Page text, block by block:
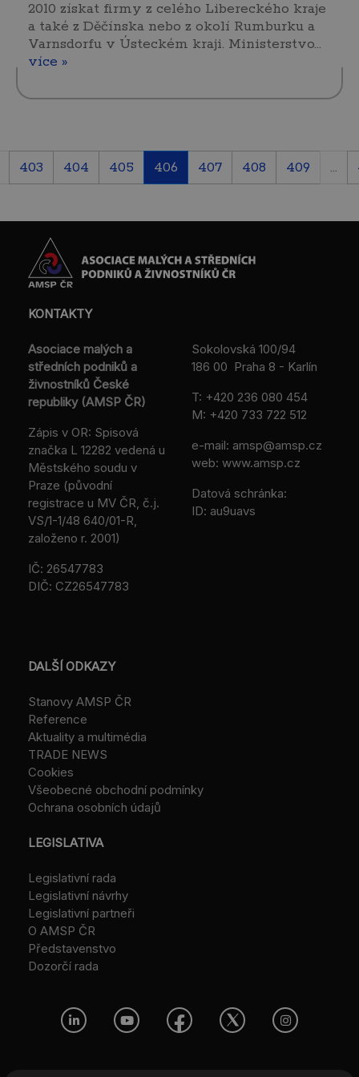
2010 získat firmy z celého Libereckého kraje
a také z Děčínska nebo z okolí Rumburku a
Varnsdorfu v Ústeckém kraji. Ministerstvo…
více »
403 404 405 406 407 408 409 ...
KONTAKTY
Asociace malých a
středních podniků a
živnostníků České
republiky (AMSP ČR)
Zápis v OR: Spisová
značka L 12282 vedená u
Městského soudu v
Praze (původní
registrace u MV ČR, č.j.
VS/1-1/48 640/01-R,
založeno r. 2001)
IČ: 26547783
DIČ: CZ26547783
Sokolovská 100/94
186 00 Praha 8 - Karlín
T: +420 236 080 454
M: +420 733 722 512
e-mail: amsp@amsp.cz
web: www.amsp.cz
Datová schránka:
ID: au9uavs
DALŠÍ ODKAZY
Stanovy AMSP ČR
Reference
Aktuality a multimédia
TRADE NEWS
Cookies
Všeobecné obchodní podmínky
Ochrana osobních údajů
LEGISLATIVA
Legislativní rada
Legislativní návrhy
Legislativní partneři
O AMSP ČR
Představenstvo
Dozorčí rada